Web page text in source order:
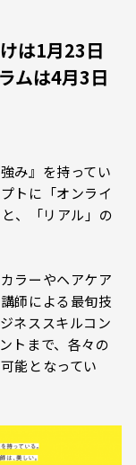
は1月23日
ムは4月3日
み』を持ってい
トに「オンライ
、「リアル」の
ラーやヘアケア
師による最旬技
ネススキルコン
トまで、各々の
能となってい